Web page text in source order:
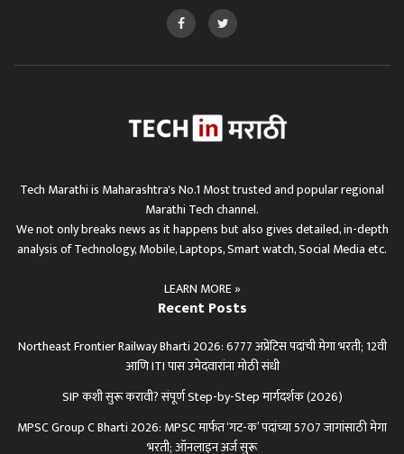
Tech Marathi is Maharashtra's No.1 Most trusted and popular regional
Marathi Tech channel.
We not only breaks news as it happens but also gives detailed, in-depth
analysis of Technology, Mobile, Laptops, Smart watch, Social Media etc.
LEARN MORE »
Recent Posts
Northeast Frontier Railway Bharti 2026: 6777 अप्रेंटिस पदांची मेगा भरती; 12वी
आणि ITI पास उमेदवारांना मोठी संधी
SIP कशी सुरू करावी? संपूर्ण Step-by-Step मार्गदर्शक (2026)
MPSC Group C Bharti 2026: MPSC मार्फत ‘गट-क’ पदांच्या 5707 जागांसाठी मेगा
भरती; ऑनलाइन अर्ज सुरू